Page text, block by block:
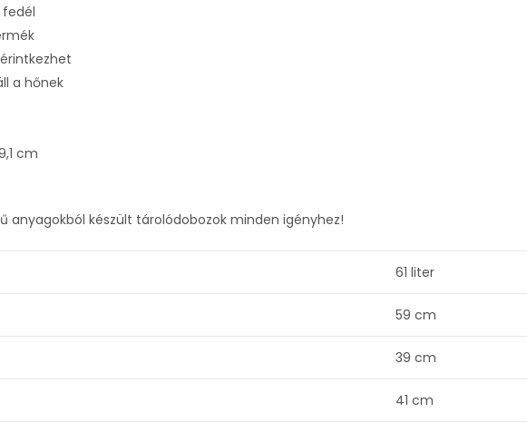
a hőnek
cm
anyagokból készült tárolódobozok minden igényhez!
61 liter
59 cm
39 cm
41 cm